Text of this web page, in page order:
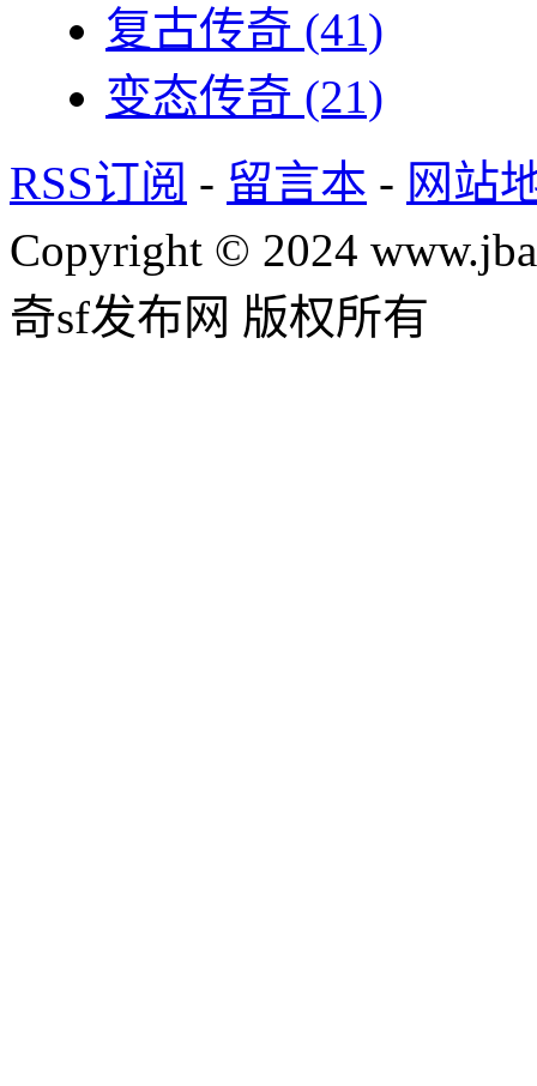
复古传奇 (41)
变态传奇 (21)
RSS订阅 - 留言本 - 网站
Copyright © 2024
奇sf发布网 版权所有